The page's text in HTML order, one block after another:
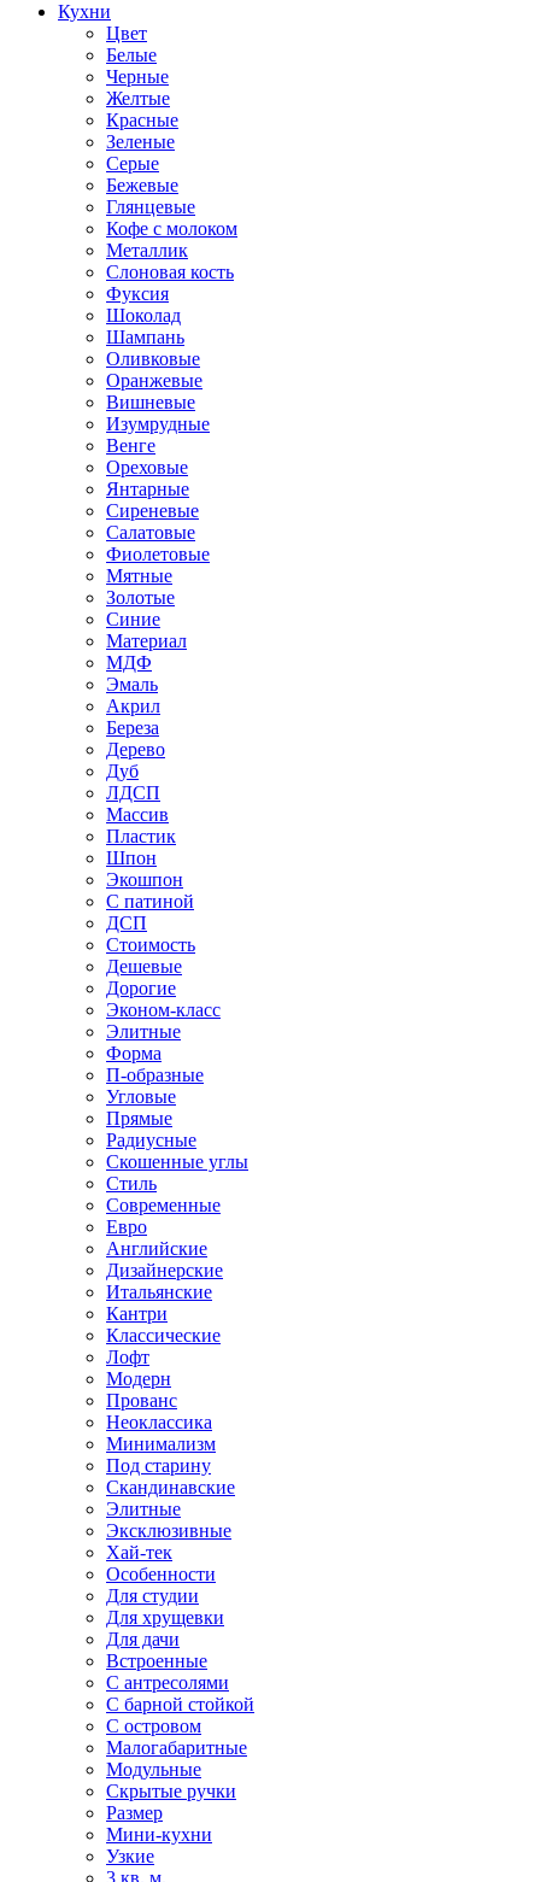
Кухни
Цвет
Белые
Черные
Желтые
Красные
Зеленые
Серые
Бежевые
Глянцевые
Кофе с молоком
Металлик
Слоновая кость
Фуксия
Шоколад
Шампань
Оливковые
Оранжевые
Вишневые
Изумрудные
Венге
Ореховые
Янтарные
Сиреневые
Салатовые
Фиолетовые
Мятные
Золотые
Синие
Материал
МДФ
Эмаль
Акрил
Береза
Дерево
Дуб
ЛДСП
Массив
Пластик
Шпон
Экошпон
С патиной
ДСП
Стоимость
Дешевые
Дорогие
Эконом-класс
Элитные
Форма
П-образные
Угловые
Прямые
Радиусные
Скошенные углы
Стиль
Современные
Евро
Английские
Дизайнерские
Итальянские
Кантри
Классические
Лофт
Модерн
Прованс
Неоклассика
Минимализм
Под старину
Скандинавские
Элитные
Эксклюзивные
Хай-тек
Особенности
Для студии
Для хрущевки
Для дачи
Встроенные
С антресолями
С барной стойкой
С островом
Малогабаритные
Модульные
Скрытые ручки
Размер
Мини-кухни
Узкие
3 кв. м.